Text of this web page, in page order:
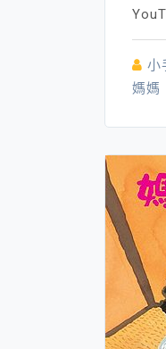
小
媽媽